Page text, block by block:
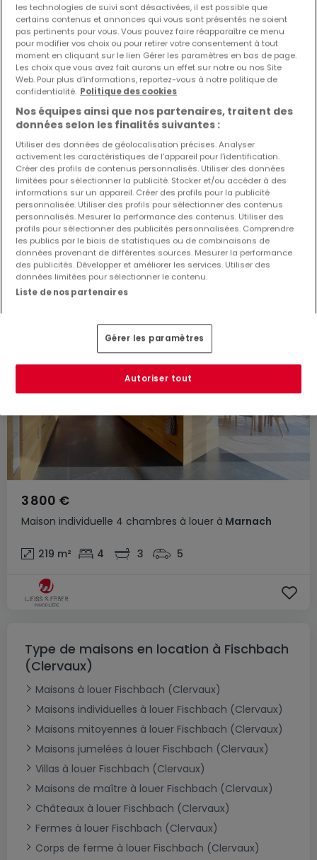
Maison jumelée à louer àMarnach
2 900 €
146 m² 6
Maison individuelle 4 chambres à louer à Marnach
3 800 €
219 m² 4 3 5
Type de maisons en location à Fischbach
(Clervaux)
Maisons à louer Fischbach (Clervaux)
Maisons individuelles à louer Fischbach (Clervaux)
Maisons mitoyennes à louer Fischbach (Clervaux)
Maisons jumelées à louer Fischbach (Clervaux)
Villas à louer Fischbach (Clervaux)
Maisons de maître à louer Fischbach (Clervaux)
Châteaux à louer Fischbach (Clervaux)
Fermes à louer Fischbach (Clervaux)
Corps de ferme à louer Fischbach (Clervaux)
les technologies de suivi sont désactivées, il est possible que
certains contenus et annonces qui vous sont présentés ne soient
pas pertinents pour vous. Vous pouvez faire réapparaître ce menu
pour modifier vos choix ou pour retirer votre consentement à tout
moment en cliquant sur le lien Gérer les paramètres en bas de page.
Les choix que vous avez fait aurons un effet sur notre ou nos Site
Web. Pour plus d’informations, reportez-vous à notre politique de
confidentialité. Politique des cookies
Nos équipes ainsi que nos partenaires, traitent des
données selon les finalités suivantes :
Utiliser des données de géolocalisation précises. Analyser
activement les caractéristiques de l’appareil pour l’identification.
Créer des profils de contenus personnalisés. Utiliser des données
limitées pour sélectionner la publicité. Stocker et/ou accéder à des
informations sur un appareil. Créer des profils pour la publicité
personnalisée. Utiliser des profils pour sélectionner des contenus
personnalisés. Mesurer la performance des contenus. Utiliser des
profils pour sélectionner des publicités personnalisées. Comprendre
les publics par le biais de statistiques ou de combinaisons de
données provenant de différentes sources. Mesurer la performance
des publicités. Développer et améliorer les services. Utiliser des
données limitées pour sélectionner le contenu.
Liste de nos partenaires
Gérer les paramètres
Autoriser tout